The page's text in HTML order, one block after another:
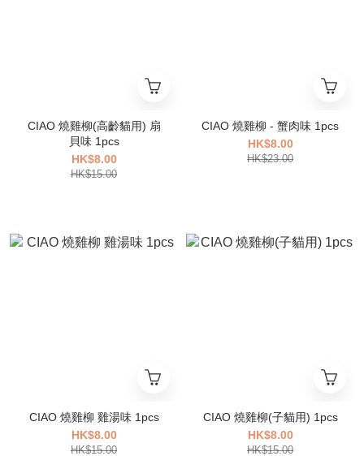
CIAO 燒雞柳(高齡貓用) 扇
貝味 1pcs
HK$8.00
HK$15.00
CIAO 燒雞柳 - 蟹肉味 1pcs
HK$8.00
HK$23.00
CIAO 燒雞柳 雞湯味 1pcs
HK$8.00
HK$15.00
CIAO 燒雞柳(子貓用) 1pcs
HK$8.00
HK$15.00